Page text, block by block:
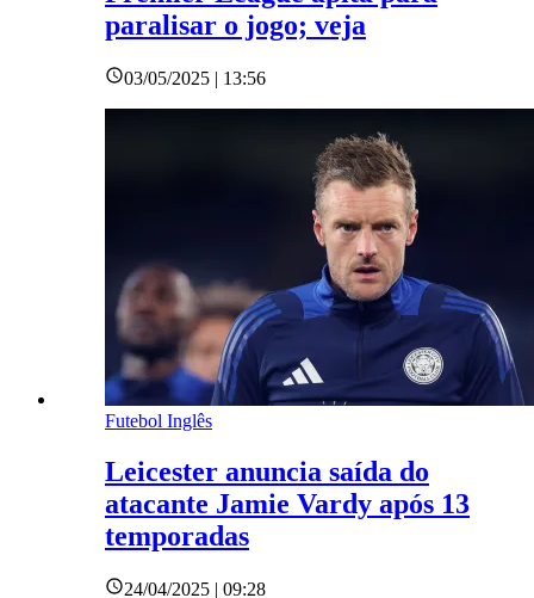
paralisar o jogo; veja
03/05/2025 | 13:56
Futebol Inglês
Leicester anuncia saída do
atacante Jamie Vardy após 13
temporadas
24/04/2025 | 09:28